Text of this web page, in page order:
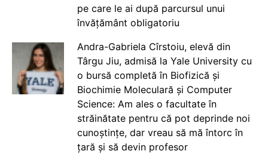
pe care le ai după parcursul unui
învățământ obligatoriu
Andra-Gabriela Cîrstoiu, elevă din
Târgu Jiu, admisă la Yale University cu
o bursă completă în Biofizică și
Biochimie Moleculară și Computer
Science: Am ales o facultate în
străinătate pentru că pot deprinde noi
cunoștințe, dar vreau să mă întorc în
țară și să devin profesor